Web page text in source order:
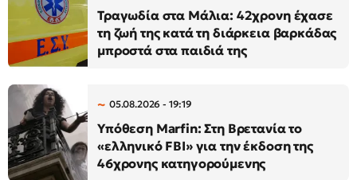
Τραγωδία στα Μάλια: 42χρονη έχασε
τη ζωή της κατά τη διάρκεια βαρκάδας
μπροστά στα παιδιά της
05.08.2026 - 19:19
Υπόθεση Marfin: Στη Βρετανία το
«ελληνικό FBI» για την έκδοση της
46χρονης κατηγορούμενης